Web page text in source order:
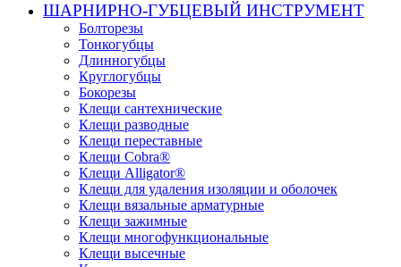
ШАРНИРНО-ГУБЦЕВЫЙ ИНСТРУМЕНТ
Болторезы
Тонкогубцы
Длинногубцы
Круглогубцы
Бокорезы
Клещи сантехнические
Клещи разводные
Клещи переставные
Клещи Cobra®
Клещи Alligator®
Клещи для удаления изоляции и оболочек
Клещи вязальные арматурные
Клещи зажимные
Клещи многофункциональные
Клещи высечные